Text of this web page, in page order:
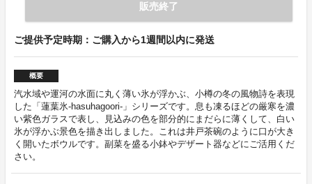
販売終了
ご提供予定時期：ご購入から1週間以内に発送
概要
汽水域や運河の水面に丸く薄い氷が浮かぶ、小樽の冬の風物詩を表現
した「蓮葉氷-hasuhagoori-」シリーズです。息も凍るほどの厳寒を濃
い紫色ガラスで表し、見込みの色を部分的にまだらに薄くして、白い
氷が浮かぶ景色を描き出しました。これは井戸茶碗のように口が大き
く開いたボウルです。副菜を盛る小鉢やデザート器などにご活用くだ
さい。